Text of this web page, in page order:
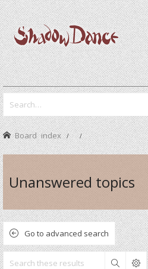
Board index
Unanswered topics
Go to advanced search
Search